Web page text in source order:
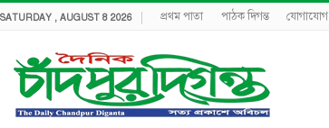
SATURDAY , AUGUST 8 2026 প্রথম পাতা পাঠক দিগন্ত যোগাযোগ